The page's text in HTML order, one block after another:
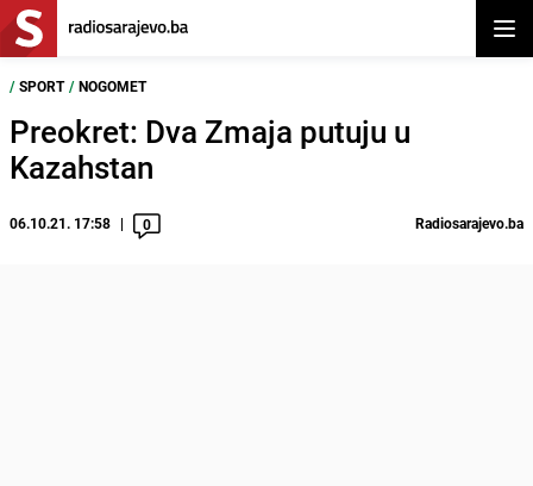
/ SPORT / NOGOMET
Preokret: Dva Zmaja putuju u
Kazahstan
06.10.21. 17:58 0 Radiosarajevo.ba